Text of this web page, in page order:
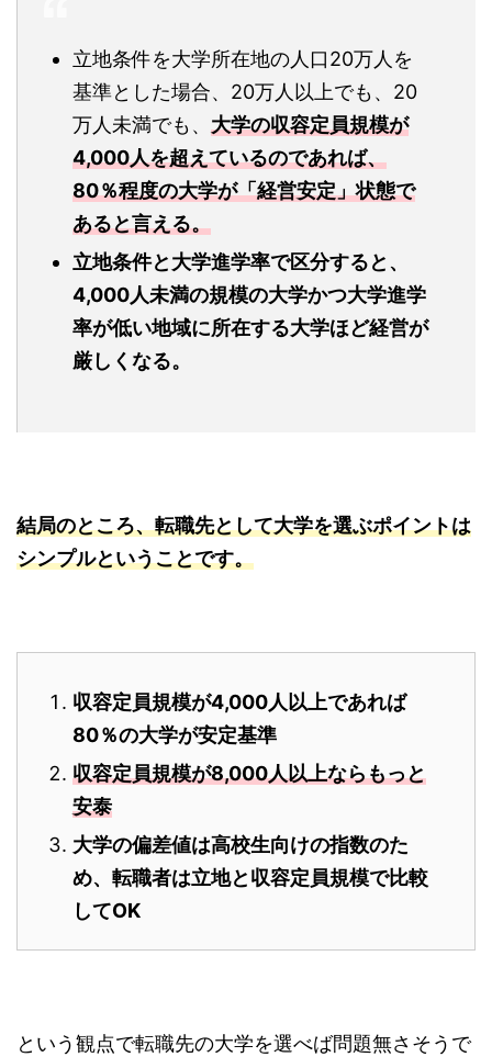
立地条件を大学所在地の人口20万人を
基準とした場合、20万人以上でも、20
万人未満でも、 大学の収容定員規模が
4,000人を超えているのであれば、
80％程度の大学が「経営安定」状態で
あると言える。
立地条件と大学進学率で区分すると、
4,000人未満の規模の大学かつ大学進学
率が低い地域に所在する大学ほど経営が
厳しくなる。
結局のところ、転職先として大学を選ぶポイントは
シンプルということです。
収容定員規模が4,000人以上であれば
80％の大学が安定基準
収容定員規模が8,000人以上ならもっと
安泰
大学の偏差値は高校生向けの指数のた
め、転職者は立地と収容定員規模で比較
してOK
という観点で転職先の大学を選べば問題無さそうで